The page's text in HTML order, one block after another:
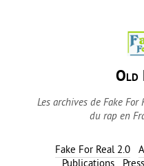
Old
Les archives de Fake
du rap en
Fake For Real 2.0
Publications